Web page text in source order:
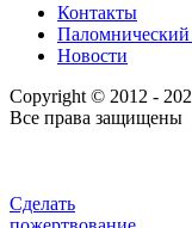
Контакты
Паломнический
Новости
Copyright © 2012 -
Все права защищены
Сделать